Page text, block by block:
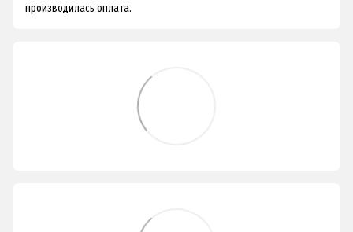
производилась оплата.